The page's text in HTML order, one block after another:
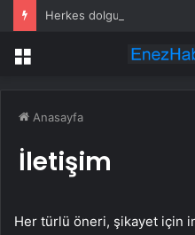
Herkes dolgu sandı meğer
Menü
Anasayfa
İletişim
Her türlü öneri, şikayet için